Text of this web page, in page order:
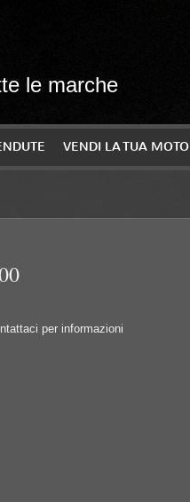
le marche
VENDI LA TUA MOTO
per informazioni